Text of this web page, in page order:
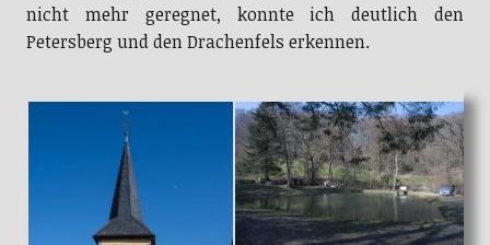
nicht mehr geregnet, konnte ich deutlich den
Petersberg und den Drachenfels erkennen.